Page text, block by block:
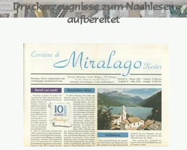
Druckerzeugnisse zum Nachlesen
aufbereitet